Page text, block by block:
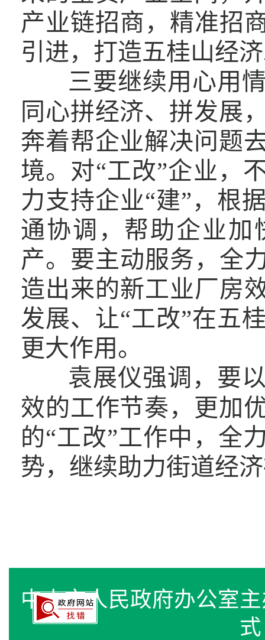
产业链招商，精准招
引进，打造五桂山经
三要继续用心用
同心拼经济、拼发展
奔着帮企业解决问题
境。对“工改”企业，
力支持企业“建”，根
通协调，帮助企业加
产。要主动服务，全
造出来的新工业厂房
发展、让“工改”在五
更大作用。
袁展仪强调，要
效的工作节奏，更加
的“工改”工作中，全
势，继续助力街道经
中山市人民政府办公
式